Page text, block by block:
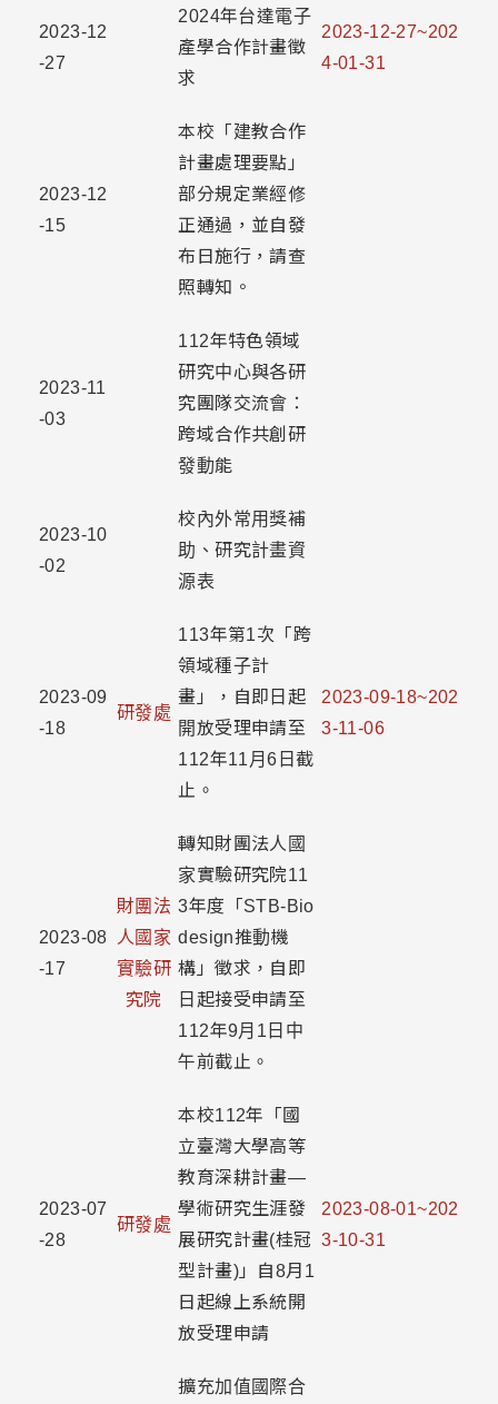
2023-12
-27
2024年台達電子
產學合作計畫徵
求
2023-12-27~202
4-01-31
2023-12
-15
本校「建教合作
計畫處理要點」
部分規定業經修
正通過，並自發
布日施行，請查
照轉知。
2023-11
-03
112年特色領域
研究中心與各研
究團隊交流會：
跨域合作共創研
發動能
2023-10
-02
校內外常用獎補
助、研究計畫資
源表
2023-09
-18
研發處
113年第1次「跨
領域種子計
畫」，自即日起
開放受理申請至
112年11月6日截
止。
2023-09-18~202
3-11-06
2023-08
-17
財團法
人國家
實驗研
究院
轉知財團法人國
家實驗研究院11
3年度「STB-Bio
design推動機
構」徵求，自即
日起接受申請至
112年9月1日中
午前截止。
2023-07
-28
研發處
本校112年「國
立臺灣大學高等
教育深耕計畫—
學術研究生涯發
展研究計畫(桂冠
型計畫)」自8月1
日起線上系統開
放受理申請
2023-08-01~202
3-10-31
擴充加值國際合